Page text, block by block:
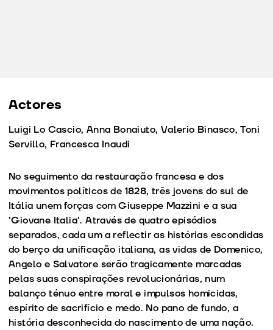
Actores
Luigi Lo Cascio, Anna Bonaiuto, Valerio Binasco, Toni
Servillo, Francesca Inaudi
No seguimento da restauração francesa e dos
movimentos políticos de 1828, três jovens do sul de
Itália unem forças com Giuseppe Mazzini e a sua
'Giovane Italia'. Através de quatro episódios
separados, cada um a reflectir as histórias escondidas
do berço da unificação italiana, as vidas de Domenico,
Angelo e Salvatore serão tragicamente marcadas
pelas suas conspirações revolucionárias, num
balanço ténuo entre moral e impulsos homicidas,
espírito de sacrifício e medo. No pano de fundo, a
história desconhecida do nascimento de uma nação.